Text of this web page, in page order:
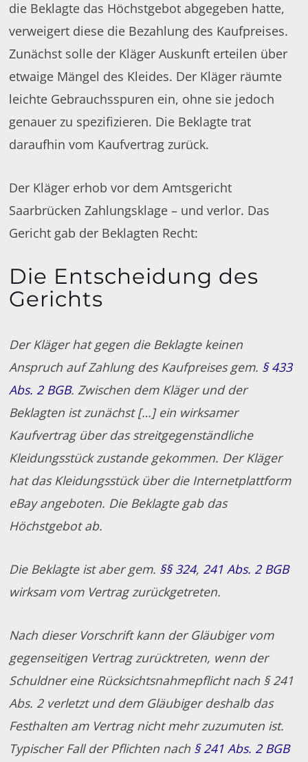
die Beklagte das Höchstgebot abgegeben hatte,
verweigert diese die Bezahlung des Kaufpreises.
Zunächst solle der Kläger Auskunft erteilen über
etwaige Mängel des Kleides. Der Kläger räumte
leichte Gebrauchsspuren ein, ohne sie jedoch
genauer zu spezifizieren. Die Beklagte trat
daraufhin vom Kaufvertrag zurück.
Der Kläger erhob vor dem Amtsgericht
Saarbrücken Zahlungsklage – und verlor. Das
Gericht gab der Beklagten Recht:
Die Entscheidung des
Gerichts
Der Kläger hat gegen die Beklagte keinen
Anspruch auf Zahlung des Kaufpreises gem. § 433
Abs. 2 BGB. Zwischen dem Kläger und der
Beklagten ist zunächst […] ein wirksamer
Kaufvertrag über das streitgegenständliche
Kleidungsstück zustande gekommen. Der Kläger
hat das Kleidungsstück über die Internetplattform
eBay angeboten. Die Beklagte gab das
Höchstgebot ab.
Die Beklagte ist aber gem. §§ 324, 241 Abs. 2 BGB
wirksam vom Vertrag zurückgetreten.
Nach dieser Vorschrift kann der Gläubiger vom
gegenseitigen Vertrag zurücktreten, wenn der
Schuldner eine Rücksichtsnahmepflicht nach § 241
Abs. 2 verletzt und dem Gläubiger deshalb das
Festhalten am Vertrag nicht mehr zuzumuten ist.
Typischer Fall der Pflichten nach § 241 Abs. 2 BGB